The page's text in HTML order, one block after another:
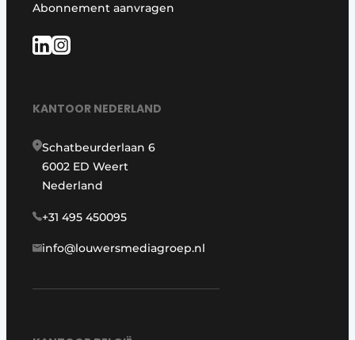
Abonnement aanvragen
KANTOOR NEDERLAND
Schatbeurderlaan 6
6002 ED Weert
Nederland
+31 495 450095
info@louwersmediagroep.nl